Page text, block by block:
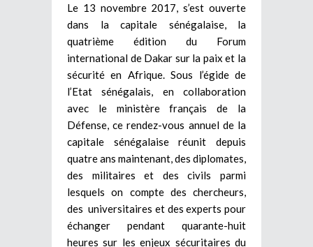
Le 13 novembre 2017, s’est ouverte
dans la capitale sénégalaise, la
quatrième édition du Forum
international de Dakar sur la paix et la
sécurité en Afrique. Sous l’égide de
l’Etat sénégalais, en collaboration
avec le ministère français de la
Défense, ce rendez-vous annuel de la
capitale sénégalaise réunit depuis
quatre ans maintenant, des diplomates,
des militaires et des civils parmi
lesquels on compte des chercheurs,
des universitaires et des experts pour
échanger pendant quarante-huit
heures sur les enjeux sécuritaires du